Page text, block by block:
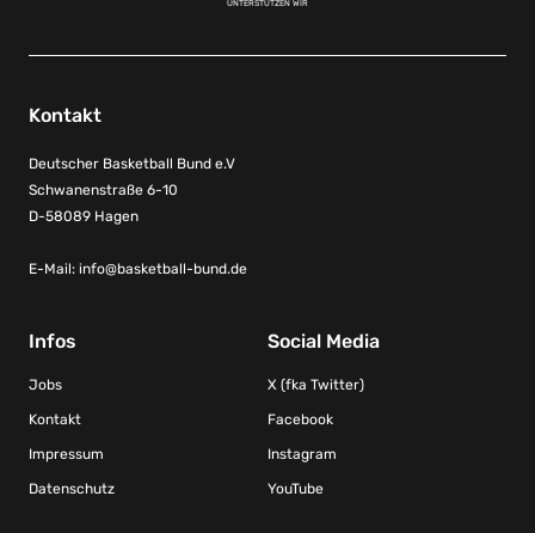
UNTERSTÜTZEN WIR
Kontakt
Deutscher Basketball Bund e.V
Schwanenstraße 6-10
D-58089 Hagen
E-Mail: info@basketball-bund.de
Infos
Jobs
Kontakt
Impressum
Datenschutz
Social Media
X (fka Twitter)
Facebook
Instagram
YouTube